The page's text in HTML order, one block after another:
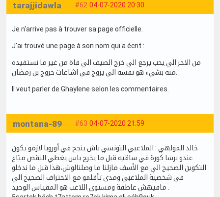
#62 04-07-2020 20:30
tarajjidawla
Je n'arrive pas à trouver sa page officielle.
J'ai trouvé une page à son nom qui a écrit :
من الاخر الي يحب يرجع الي خرج الصيف الي فاة من غير ما نستفيده
منه بشيء هو نفسه الي يروج في اشاعات خروج بن رمضان.
Il veut parler de Ghaylene selon les commentaires.
#63 04-07-2020 21:59
montana-89
خالد المولهي : الملاعبي التونسي باش ينجح في أوروبا لازمو يكون
عندو برشا كورة في ساقيه قبل ما يخرج باش يغطي النقص متاع
التكوين الصحيح الي مع الأسف مازلنا ما وصلنالوش،هذا قبل ما ندخلو
في شخصية الملاعبي ومدى تأقلمو مع الاحتراف الصحيح الي